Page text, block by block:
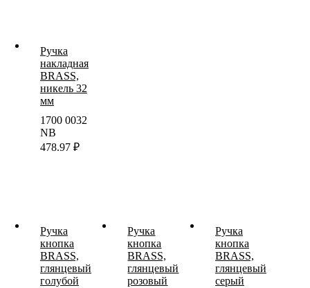
Ручка
накладная
BRASS,
никель 32
мм
1700 0032
NB
478.97 ₽
Ручка
кнопка
BRASS,
глянцевый
голубой
Ручка
кнопка
BRASS,
глянцевый
розовый
Ручка
кнопка
BRASS,
глянцевый
серый